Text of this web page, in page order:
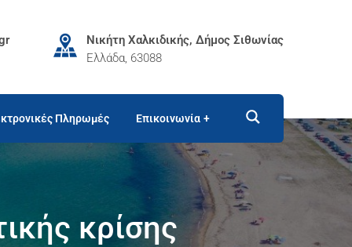
Νικήτη Χαλκιδικής, Δήμος Σιθωνίας
Ελλάδα, 63088
Πληρωμές Επικοινωνία
κρίσης